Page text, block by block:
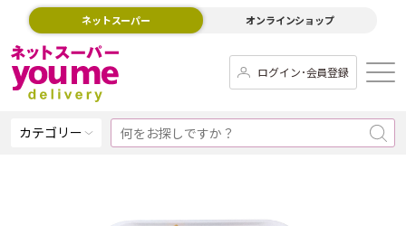
ネットスーパー オンラインショップ
ログイン･会員登録
カテゴリー